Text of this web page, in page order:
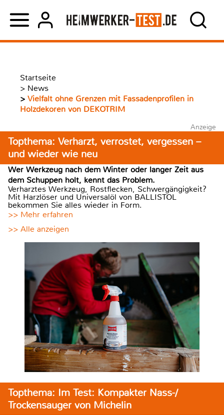
Startseite
> News
> Vielfalt ohne Grenzen mit Fassadenprofilen in
Holzdekoren von DEKOTRIM
Anzeige
Topthema: Verharzt, verrostet, vergessen –
und wieder wie neu
Wer Werkzeug nach dem Winter oder langer Zeit aus
dem Schuppen holt, kennt das Problem.
Verharztes Werkzeug, Rostflecken, Schwergängigkeit?
Mit Harzlöser und Universalöl von BALLISTOL
bekommen Sie alles wieder in Form.
>> Mehr erfahren
>> Alle anzeigen
Topthema: Im Test: Kompakter Nass-/
Trockensauger von Michelin